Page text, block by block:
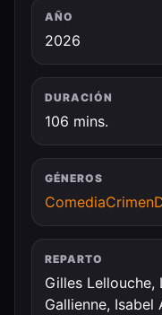
AÑO
2026
DURACIÓN
106 mins.
GÉNEROS
ComediaCrimen
REPARTO
Gilles Lellouche,
Gallienne, Isabel